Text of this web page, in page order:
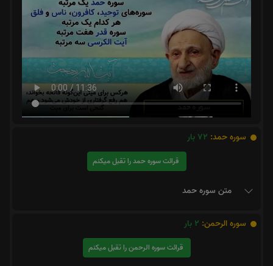
سوره حمد: 72 بار
قرائت سوره حمد را تقبل میکنم
متن سوره حمد
سوره الرحمن: 2 بار
قرائت سوره الرحمن را تقبل میکنم